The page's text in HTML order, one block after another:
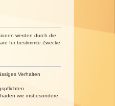
werden durch die
für bestimmte Zwecke
Verhalten
wie insbesondere